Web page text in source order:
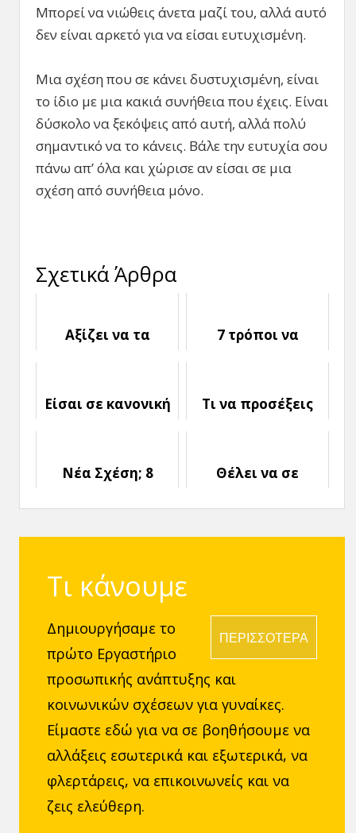
Μπορεί να νιώθεις άνετα μαζί του, αλλά αυτό
δεν είναι αρκετό για να είσαι ευτυχισμένη.
Μια σχέση που σε κάνει δυστυχισμένη, είναι
το ίδιο με μια κακιά συνήθεια που έχεις. Είναι
δύσκολο να ξεκόψεις από αυτή, αλλά πολύ
σημαντικό να το κάνεις. Βάλε την ευτυχία σου
πάνω απ’ όλα και χώρισε αν είσαι σε μια
σχέση από συνήθεια μόνο.
Σχετικά Άρθρα
Αξίζει να τα
7 τρόποι να
Είσαι σε κανονική
Τι να προσέξεις
Νέα Σχέση; 8
Πετύχει
Θέλει να σε
το καταλάβεις
Τι κάνουμε
ΠΕΡΙΣΣΟΤΕΡΑ
Δημιουργήσαμε το
πρώτο Εργαστήριο
προσωπικής ανάπτυξης και
κοινωνικών σχέσεων για γυναίκες.
Είμαστε εδώ για να σε βοηθήσουμε να
αλλάξεις εσωτερικά και εξωτερικά, να
φλερτάρεις, να επικοινωνείς και να
ζεις ελεύθερη.